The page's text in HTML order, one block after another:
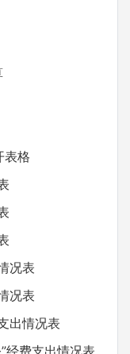
格
况表
况表
出情况表
费支出情况表